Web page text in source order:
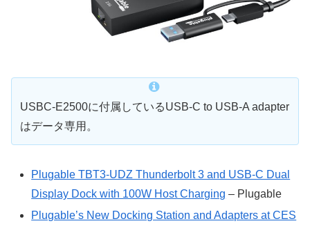
USBC-E2500に付属しているUSB-C to USB-A adapter
はデータ専用。
Plugable TBT3-UDZ Thunderbolt 3 and USB-C Dual
Display Dock with 100W Host Charging – Plugable
Plugable’s New Docking Station and Adapters at CES